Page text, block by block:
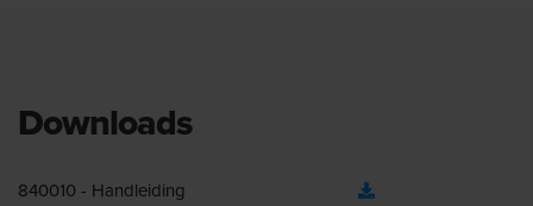
Downloads
840010 - Handleiding